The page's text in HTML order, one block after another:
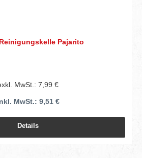
Pajarito
MwSt.: 7,99 €
MwSt.: 9,51 €
Details